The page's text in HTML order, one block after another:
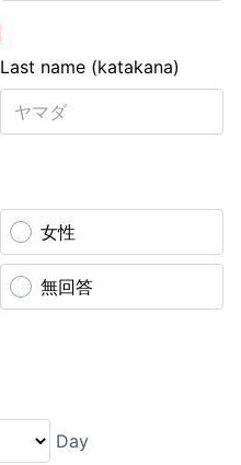
Last name (katakana)
女性
無回答
Day